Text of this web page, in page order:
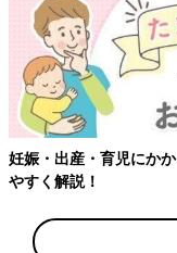
妊娠・出産・育児にか
やすく解説！